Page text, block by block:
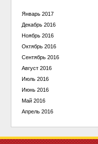
Январь 2017
Декабрь 2016
Ноябрь 2016
Октябрь 2016
Сентябрь 2016
Август 2016
Июль 2016
Июнь 2016
Май 2016
Апрель 2016